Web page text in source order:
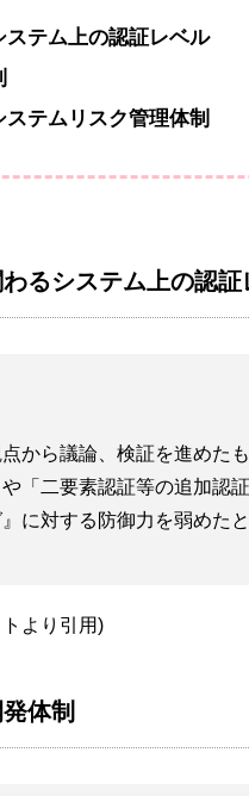
テム上の認証レベル
テムリスク管理体制
るシステム上の認証
から議論、検証を進めた
「二要素認証等の追加認
に対する防御力を弱めた
より引用)
体制